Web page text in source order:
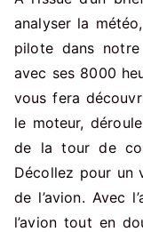
analyser la
pilote dans
avec ses 8000
vous fera
le moteur,
de la tour de
Décollez pour un
de l’avion. Avec
l’avion tout en